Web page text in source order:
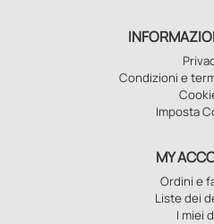
Condizioni e
Imposta
MY
Ordini e
Liste dei
I miei